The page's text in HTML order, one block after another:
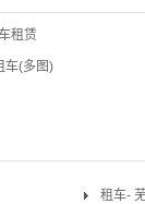
租赁
车(多图)
租车-